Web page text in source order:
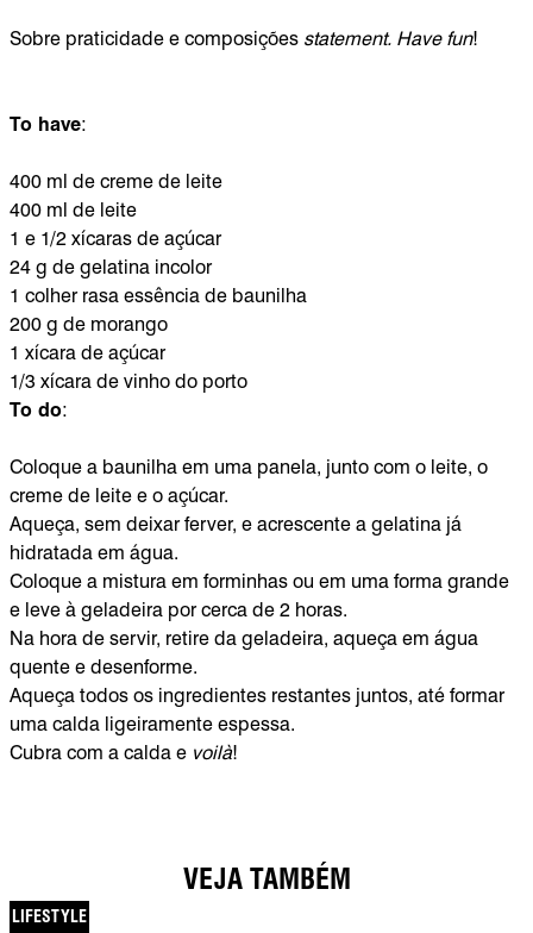
Sobre praticidade e composições statement. Have fun!
To have:
400 ml de creme de leite
400 ml de leite
1 e 1/2 xícaras de açúcar
24 g de gelatina incolor
1 colher rasa essência de baunilha
200 g de morango
1 xícara de açúcar
1/3 xícara de vinho do porto
To do:
Coloque a baunilha em uma panela, junto com o leite, o
creme de leite e o açúcar.
Aqueça, sem deixar ferver, e acrescente a gelatina já
hidratada em água.
Coloque a mistura em forminhas ou em uma forma grande
e leve à geladeira por cerca de 2 horas.
Na hora de servir, retire da geladeira, aqueça em água
quente e desenforme.
Aqueça todos os ingredientes restantes juntos, até formar
uma calda ligeiramente espessa.
Cubra com a calda e voilà!
VEJA TAMBÉM
LIFESTYLE